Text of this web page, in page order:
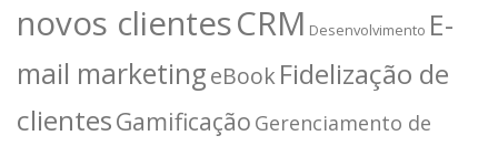
novos clientesCRM Desenvolvimento E-
mail marketingeBookFidelização de
clientesGamificação Gerenciamento de